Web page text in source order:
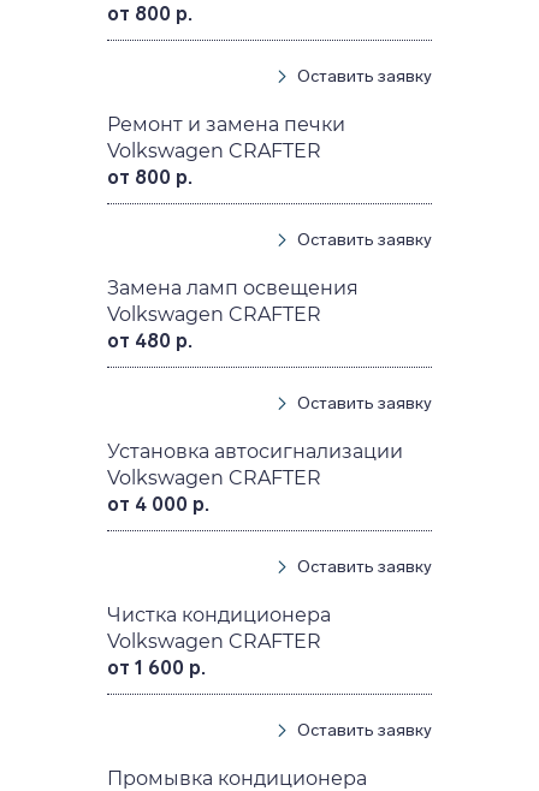
от 800 р.
Оставить заявку
Ремонт и замена печки
Volkswagen CRAFTER
от 800 р.
Оставить заявку
Замена ламп освещения
Volkswagen CRAFTER
от 480 р.
Оставить заявку
Установка автосигнализации
Volkswagen CRAFTER
от 4 000 р.
Оставить заявку
Чистка кондиционера
Volkswagen CRAFTER
от 1 600 р.
Оставить заявку
Промывка кондиционера